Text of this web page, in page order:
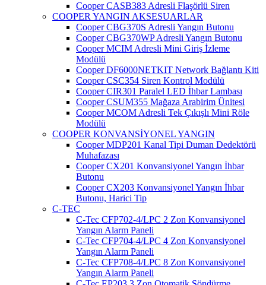
Cooper CASB383 Adresli Flaşörlü Siren
COOPER YANGIN AKSESUARLAR
Cooper CBG370S Adresli Yangın Butonu
Cooper CBG370WP Adresli Yangın Butonu
Cooper MCIM Adresli Mini Giriş İzleme
Modülü
Cooper DF6000NETKIT Network Bağlantı Kiti
Cooper CSC354 Siren Kontrol Modülü
Cooper CIR301 Paralel LED İhbar Lambası
Cooper CSUM355 Mağaza Arabirim Ünitesi
Cooper MCOM Adresli Tek Çıkışlı Mini Röle
Modülü
COOPER KONVANSİYONEL YANGIN
Cooper MDP201 Kanal Tipi Duman Dedektörü
Muhafazası
Cooper CX201 Konvansiyonel Yangın İhbar
Butonu
Cooper CX203 Konvansiyonel Yangın İhbar
Butonu, Harici Tip
C-TEC
C-Tec CFP702-4/LPC 2 Zon Konvansiyonel
Yangın Alarm Paneli
C-Tec CFP704-4/LPC 4 Zon Konvansiyonel
Yangın Alarm Paneli
C-Tec CFP708-4/LPC 8 Zon Konvansiyonel
Yangın Alarm Paneli